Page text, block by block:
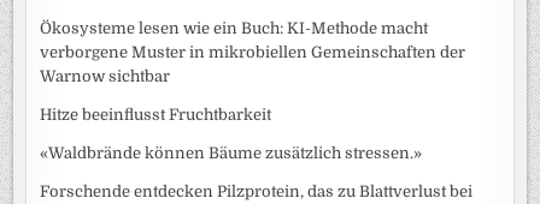
Ökosysteme lesen wie ein Buch: KI-Methode macht
verborgene Muster in mikrobiellen Gemeinschaften der
Warnow sichtbar
Hitze beeinflusst Fruchtbarkeit
«Waldbrände können Bäume zusätzlich stressen.»
Forschende entdecken Pilzprotein, das zu Blattverlust bei